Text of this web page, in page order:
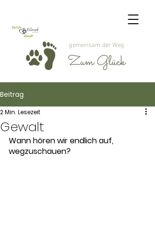
gemeinsam der Weg
Beitrag
Gewalt
2 Min. Lesezeit
Wann hören wir endlich auf,
wegzuschauen?